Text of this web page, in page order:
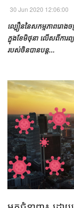
30 Jun 2020 12:06:00
ល្បឿននៃសកម្មភាពរោង
ក្នុងខែមិថុនា លើសពីការ
របស់ចិនបានបន្ត...